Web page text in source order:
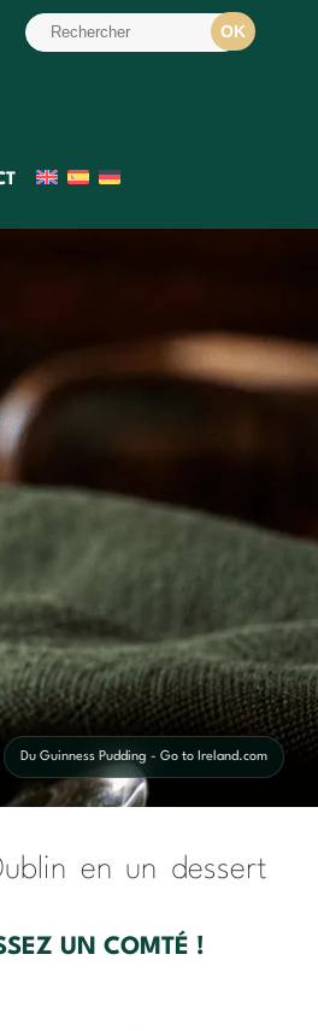
Du Guinness Pudding - Go to Ireland.com
en un dessert
UN COMTÉ !